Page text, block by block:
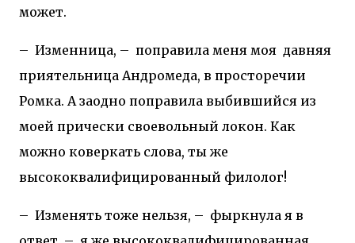
может.
– Изменница, – поправила меня моя давняя
приятельница Андромеда, в просторечии
Ромка. А заодно поправила выбившийся из
моей прически своевольный локон. Как
можно коверкать слова, ты же
высококвалифицированный филолог!
– Изменять тоже нельзя, – фыркнула я в